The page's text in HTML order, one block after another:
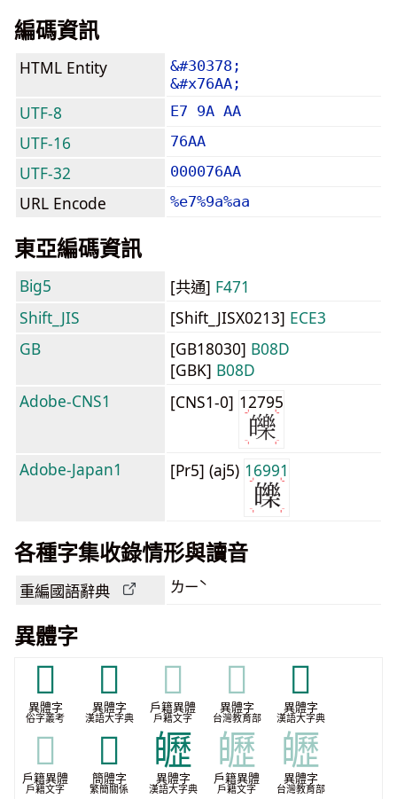
編碼資訊
HTML Entity
&#30378;
&#x76AA;
UTF-8 E7 9A AA
UTF-16 76AA
UTF-32 000076AA
URL Encode %e7%9a%aa
東亞編碼資訊
Big5 [共通] F471
Shift_JIS
[Shift_JISX0213] ECE3
GB
[GB18030] B08D
[GBK] B08D
Adobe-CNS1
[CNS1-0] 12795
Adobe-Japan1 [Pr5] (aj5) 16991
各種字集收錄情形與讀音
重編國語辭典 ㄌㄧˋ
異體字
𣋵
異體字
俗字叢考
𤽥
異體字
漢語大字典
𤽥
戶籍異體
戶籍文字
𤽥
異體字
台灣教育部
𤾾
異體字
漢語大字典
𤾾
戶籍異體
戶籍文字
𰤕
簡體字
繁簡關係
㿨
異體字
漢語大字典
㿨
戶籍異體
戶籍文字
㿨
異體字
台灣教育部